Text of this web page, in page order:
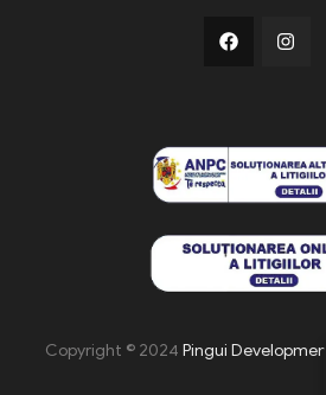
Copyright © 2024 Pingui Development